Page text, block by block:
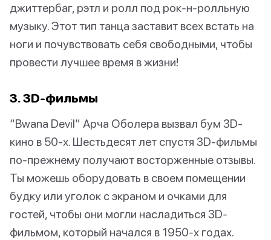
джиттербаг, рэтл и ролл под рок-н-ролльную
музыку. Этот тип танца заставит всех встать на
ноги и почувствовать себя свободными, чтобы
провести лучшее время в жизни!
3. 3D-фильмы
“Bwana Devil” Арча Оболера вызвал бум 3D-
кино в 50-х. Шестьдесят лет спустя 3D-фильмы
по-прежнему получают восторженные отзывы.
Ты можешь оборудовать в своем помещении
будку или уголок с экраном и очками для
гостей, чтобы они могли насладиться 3D-
фильмом, который начался в 1950-х годах.